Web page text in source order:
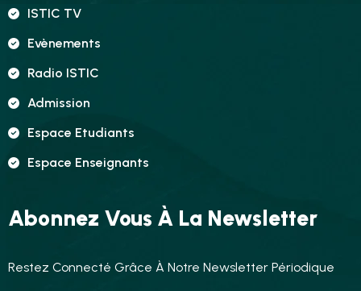
ISTIC TV
Evènements
Radio ISTIC
Admission
Espace Etudiants
Espace Enseignants
Abonnez Vous À La Newsletter
Restez Connecté Grâce À Notre Newsletter Périodique